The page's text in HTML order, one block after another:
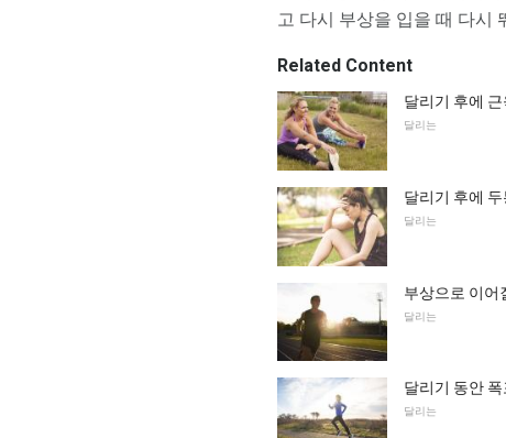
고 다시 부상을 입을 때 다시
Related Content
달리기 후에
달리는
달리기 후에
달리는
부상으로 이어
달리는
달리기 동안
달리는